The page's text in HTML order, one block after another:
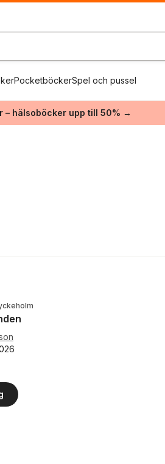
PocketböckerSpel och pussel
– hälsoböcker upp till 50% →
antal röster: